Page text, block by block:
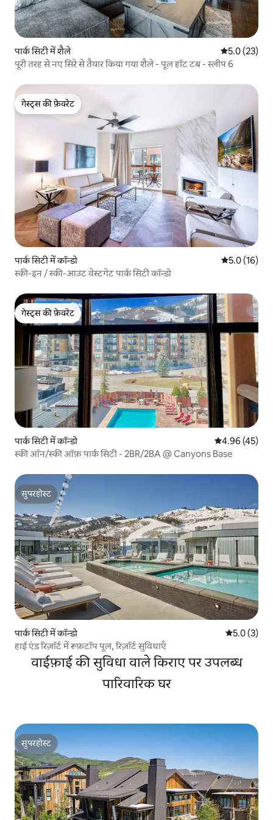
पार्क सिटी में शैले औसत रेटिंग 5
5.0 (23)
पूरी तरह से नए सिरे से तैयार किया गया शैले - पूल हॉट टब - स्लीप 6
गेस्ट्स की फ़ेवरेट
गेस्ट्स की फ़ेवरेट
पार्क सिटी में कॉन्डो औसत रेटिंग 5
5.0 (16)
स्की-इन / स्की-आउट वेस्टगेट पार्क सिटी कॉन्डो
गेस्ट्स की फ़ेवरेट
गेस्ट्स की फ़ेवरेट
पार्क सिटी में कॉन्डो औसत रेटिंग 5 में
4.96 (45)
स्की ऑन/स्की ऑफ़ पार्क सिटी - 2BR/2BA @ Canyons Base
सुपरहोस्ट
सुपरहोस्ट
पार्क सिटी में कॉन्डो औसत रेटिंग 5
5.0 (3)
हाई एंड रिज़ॉर्ट में रूफ़टॉप पूल, रिज़ॉर्ट सुविधाएँ
वाईफ़ाई की सुविधा वाले किराए पर उपलब्ध
पारिवारिक घर
सुपरहोस्ट
सुपरहोस्ट